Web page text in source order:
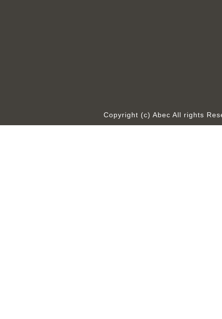
Copyright (c) Abec All rights